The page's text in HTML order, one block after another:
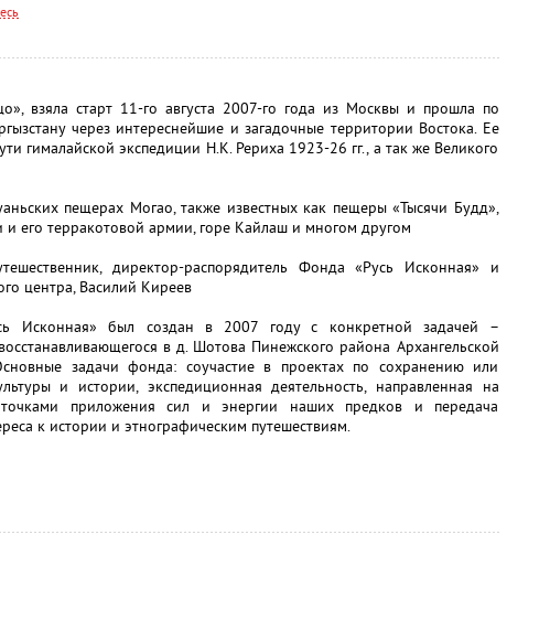
взяла старт 11-го августа 2007-го года из Москвы и прошла по
через интереснейшие и загадочные территории Востока. Ее
гималайской экспедиции Н.К. Рериха 1923-26 гг., а так же Великого
пещерах Могао, также известных как пещеры «Тысячи Будд»,
его терракотовой армии, горе Кайлаш и многом другом
директор-распорядитель Фонда «Русь Исконная» и
центра, Василий Киреев
Исконная» был создан в 2007 году с конкретной задачей –
в д. Шотова Пинежского района Архангельской
задачи фонда: соучастие в проектах по сохранению или
и истории, экспедиционная деятельность, направленная на
приложения сил и энергии наших предков и передача
к истории и этнографическим путешествиям.